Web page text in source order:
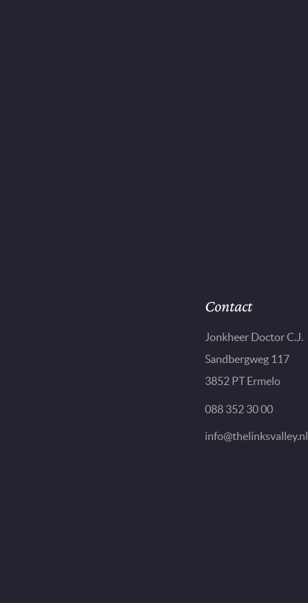
Contact
Jonkheer Doctor C.J.
Sandbergweg 117
3852 PT Ermelo
088 352 30 00
info@thelinksvalley.nl